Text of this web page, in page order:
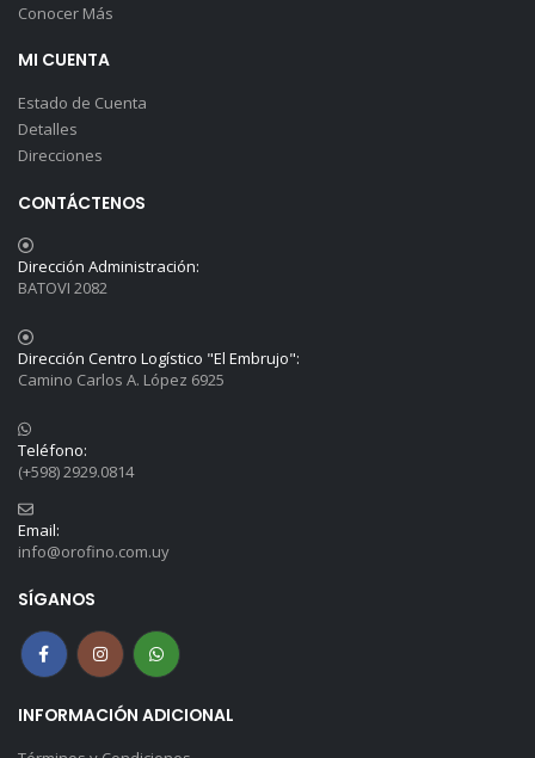
Conocer Más
MI CUENTA
Estado de Cuenta
Detalles
Direcciones
CONTÁCTENOS
Dirección Administración:
BATOVI 2082
Dirección Centro Logístico "El Embrujo":
Camino Carlos A. López 6925
Teléfono:
(+598) 2929.0814
Email:
info@orofino.com.uy
SÍGANOS
INFORMACIÓN ADICIONAL